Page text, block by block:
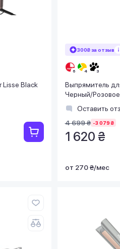
Lisse Black
300₴ за отзыв
Выпрямитель
Черный/Розовое
Оставить
4 699 ₴ -3 079 ₴
1 620 ₴
от 270 ₴/мес